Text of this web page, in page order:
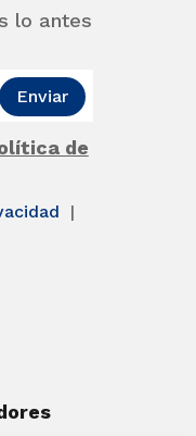
lo antes
de
Enviar
|